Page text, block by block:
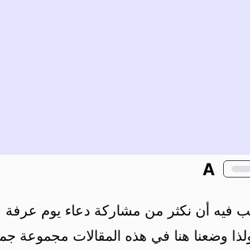
A
فيه أن نكثر من مشاركة دعاء يوم عرفة
وضعنا هنا في هذه المقالات مجموعة